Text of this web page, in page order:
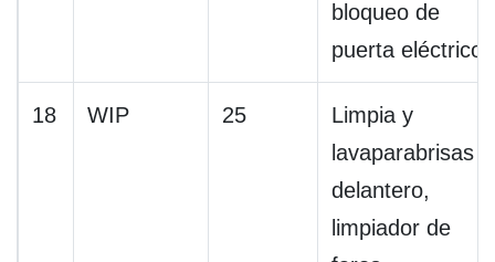
bloqueo de
puerta eléctrico
18 WIP 25
Limpia y
lavaparabrisas
delantero,
limpiador de